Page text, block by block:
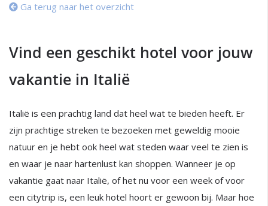
Ga terug naar het overzicht
Vind een geschikt hotel voor jouw
vakantie in Italië
Italië is een prachtig land dat heel wat te bieden heeft. Er
zijn prachtige streken te bezoeken met geweldig mooie
natuur en je hebt ook heel wat steden waar veel te zien is
en waar je naar hartenlust kan shoppen. Wanneer je op
vakantie gaat naar Italië, of het nu voor een week of voor
een citytrip is, een leuk hotel hoort er gewoon bij. Maar hoe